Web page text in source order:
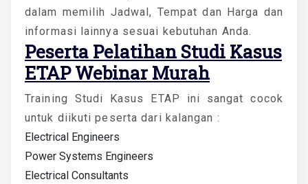
dalam memilih Jadwal, Tempat dan Harga dan
informasi lainnya sesuai kebutuhan Anda.
Peserta Pelatihan Studi Kasus
ETAP Webinar Murah
Training Studi Kasus ETAP ini sangat cocok
untuk diikuti peserta dari kalangan :
Electrical Engineers
Power Systems Engineers
Electrical Consultants